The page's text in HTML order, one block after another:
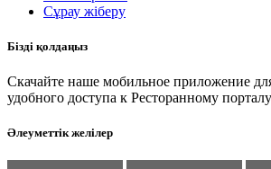
Сұрау жіберу
Бізді қолдаңыз
Скачайте наше мобильное приложение
удобного доступа к Ресторанному
Әлеуметтік желілер